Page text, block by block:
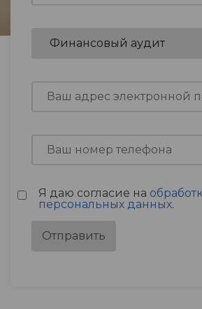
Я даю согласие на
персональных данных.
Отправить